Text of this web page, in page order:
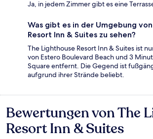
Ja, in jedem Zimmer gibt es eine
Was gibt es in der Umgebung
Resort Inn & Suites zu sehen?
The Lighthouse Resort Inn & Suites ist
von Estero Boulevard Beach und 3
Square entfernt. Die Gegend ist
aufgrund ihrer Strände beliebt.
Bewertungen
Bewertungen von The
Resort Inn & Suites